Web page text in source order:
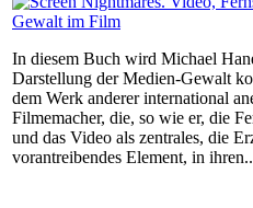
In diesem Buch wird Michael
Darstellung der Medien-Gewalt
dem Werk anderer international
Filmemacher, die, so wie er, die
und das Video als zentrales, die
vorantreibendes Element, in